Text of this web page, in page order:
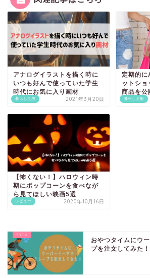
暮らし全般
アナログイラストを描く時に
いつも好んで使っていた学生
時代にお気に入り画材
2021年3月20日 暮らし全般
定期的
ットショ
商品を公
レビュー
【怖くない！】ハロウィン時
期にポップコーンを食べなが
ら見てほしい映画5選
2020年10月16日
おやつタイムにウ
プを注文してみた！